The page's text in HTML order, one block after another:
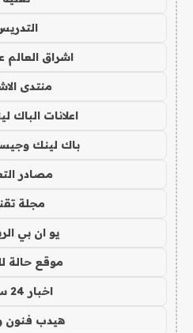
اشراق العالم
منتدى
اعلانات الباك
باك لينك
مصادر
مجلة
يو ان بي
موقع حالة
اخبار 24 ساعة
هيدب فنون